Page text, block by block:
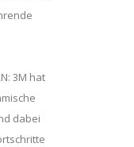
3M hat
dabei